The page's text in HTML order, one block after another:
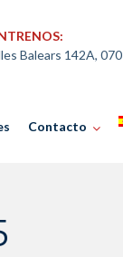
Balears 142A,
Contacto